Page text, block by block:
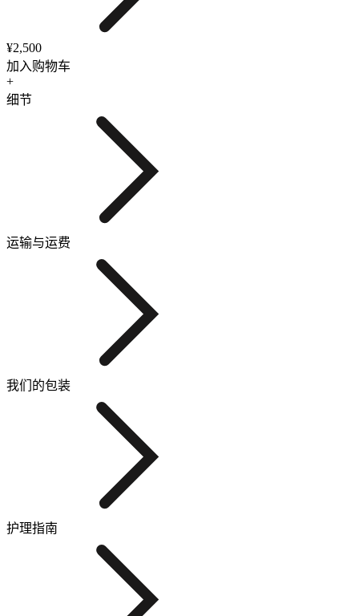
¥2,500
加入购物车
+
细节
运输与运费
我们的包装
护理指南